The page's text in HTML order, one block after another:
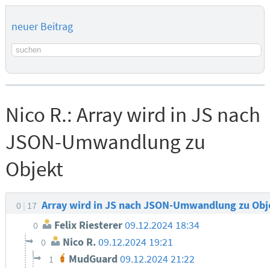
neuer Beitrag
Suchbegriff
Nico R.: Array wird in JS nach
JSON-Umwandlung zu
Objekt
0 17 Array wird in JS nach JSON-Umwandlung zu
0 Felix Riesterer09.12.2024 18:34
0 Nico R. 09.12.2024 19:21
1 MudGuard 09.12.2024 21:22